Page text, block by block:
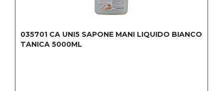
035701 CA UNI5 SAPONE MANI LIQUIDO BIANCO
TANICA 5000ML